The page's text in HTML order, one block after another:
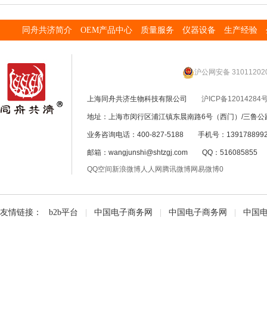
同舟共济简介 OEM产品中心 质量服务 仪器设备 生产经验
沪公网安备
上海同舟共济生物科技有限公司 沪ICP备12014284
地址：上海市闵行区浦江镇东晨南路6号（西门）/三鲁
业务咨询电话：400-827-5188 手机号：
邮箱：wangjunshi@shtzgj.com QQ：516085855
QQ空间 新浪微博人人网 腾讯微博网易微博0
友情链接： b2b平台 中国电子商务网 中国电子商务网 中国